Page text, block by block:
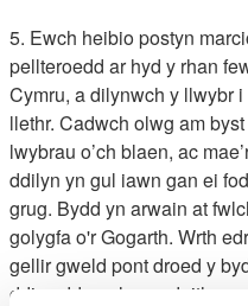
5. Ewch heibio postyn
pellteroedd ar hyd y rhan
Cymru, a dilynwch y llwybr
llethr. Cadwch olwg am
lwybrau o’ch blaen, ac
ddilyn yn gul iawn gan ei
grug. Bydd yn arwain at
golygfa o'r Gogarth. Wrth
gellir gweld pont droed y
ddiweddarach ar y daith